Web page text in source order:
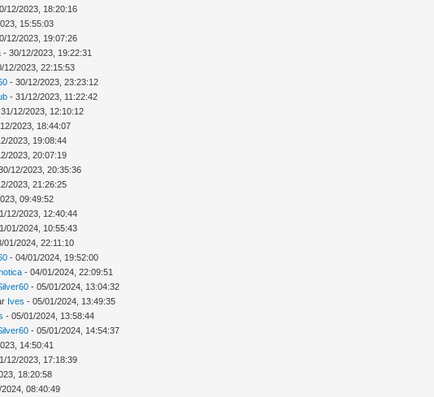
12/2023, 18:20:16
15:55:03
12/2023, 19:07:26
- 30/12/2023, 19:22:31
12/2023, 22:15:53
- 30/12/2023, 23:23:12
- 31/12/2023, 11:22:42
12/2023, 12:10:12
2023, 18:44:07
2023, 19:08:44
2023, 20:07:19
12/2023, 20:35:36
2023, 21:26:25
09:49:52
12/2023, 12:40:44
01/2024, 10:55:43
01/2024, 22:11:10
- 04/01/2024, 19:52:00
- 04/01/2024, 22:09:51
- 05/01/2024, 13:04:32
Ives - 05/01/2024, 13:49:35
- 05/01/2024, 13:58:44
- 05/01/2024, 14:54:37
14:50:41
12/2023, 17:18:39
18:20:58
08:40:49